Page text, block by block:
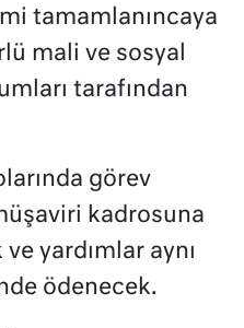
tamamlanıncaya
mali ve sosyal
tarafından
görev
kadrosuna
yardımlar aynı
ödenecek.